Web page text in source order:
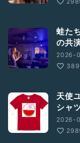
蛙た
の共
2026-
天使
シャ
2026-